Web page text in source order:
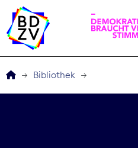
Bibliothek